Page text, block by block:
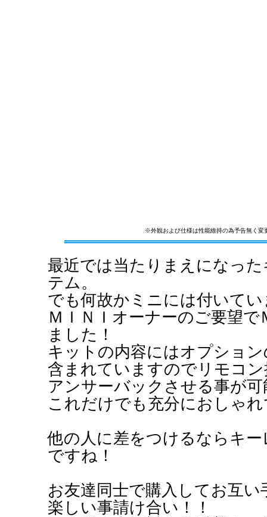
※外観および仕様は性能維持の為予告無く変
最近では当たりまえになっ
テム。
でも何故かミニには付いて
ＭＩＮＩオーナーのご要望
ました！
キットの内容にはオプショ
含まれていますのでリモコ
アンサーバックさせる事が
これだけでも充分におしゃ
他の人に差をつけるならキ
ですね！
お友達同士で購入してお互
楽しい事請け合い！！